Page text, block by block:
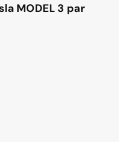
MODEL 3 par